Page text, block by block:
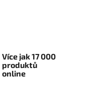
Více jak 17 000
produktů
online